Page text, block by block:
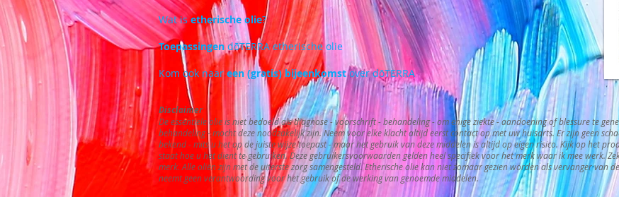
Wat isetherische olie?
ToepassingendōTERRA etherische olie
Kom ook naar een (gratis) bijeenkomstover dōTERRA
Disclaimer
De essentiële olie is niet bedoeld als diagnose - voorschrift - behandeling - om enige ziekte - aandoening of blessure te
behandeling - mocht deze noodzakelijk zijn. Neem voor elke klacht altijd eerst contact op met uw huisarts. Er zijn geen
bekend - mits u het op de juiste wijze toepast - maar het gebruik van deze middelen is altijd op eigen risico. Kijk op het
staat hoe u het dient te gebruiken. Deze gebruikersvoorwaarden gelden heel specifiek voor het merk waar ik mee werk.
merk. Alle oliën zijn met de uiterste zorg samengesteld. Etherische olie kan niet zomaar gezien worden als vervanger van
neemt geen verantwoording voor het gebruik of de werking van genoemde middelen.